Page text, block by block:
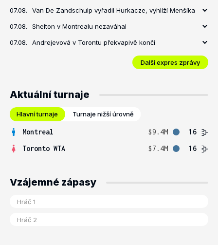
07.08. Van De Zandschulp vyřadil Hurkacze, vyhlíží Menšíka
07.08. Shelton v Montrealu nezaváhal
07.08. Andrejevová v Torontu překvapivě končí
Další expres zprávy
Aktuální turnaje
Hlavní turnaje Turnaje nižší úrovně
Montreal $9.4M
16
Toronto WTA
$7.4M 16
Vzájemné zápasy